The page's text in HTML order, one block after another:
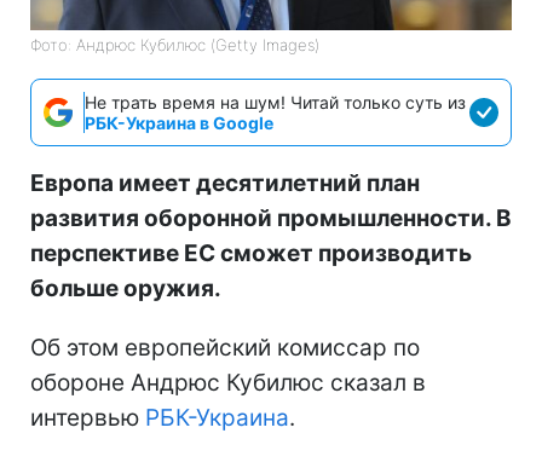
Фото: Андрюс Кубилюс (Getty Images)
Не трать время на шум! Читай только суть из
РБК-Украина в Google
Европа имеет десятилетний план
развития оборонной промышленности. В
перспективе ЕС сможет производить
больше оружия.
Об этом европейский комиссар по
обороне Андрюс Кубилюс сказал в
интервью РБК-Украина.